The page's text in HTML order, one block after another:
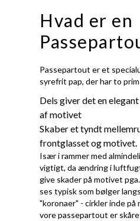
Hvad er en
Passepartout er et
syrefrit pap, der har to
Dels giver det en
af motivet
Skaber et tyndt
frontglasset og motivet.
Især i rammer med
vigtigt, da ændring i
give skader på motivet
ses typisk som bølger
"koronaer" - cirkler inde
vore passepartout er